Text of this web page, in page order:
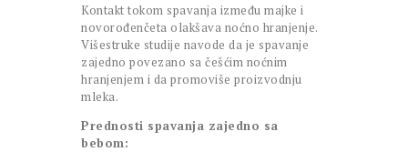
Kontakt tokom spavanja između majke i
novorođenčeta olakšava noćno hranjenje.
Višestruke studije navode da je spavanje
zajedno povezano sa češćim noćnim
hranjenjem i da promoviše proizvodnju
mleka.
Prednosti spavanja zajedno sa
bebom: